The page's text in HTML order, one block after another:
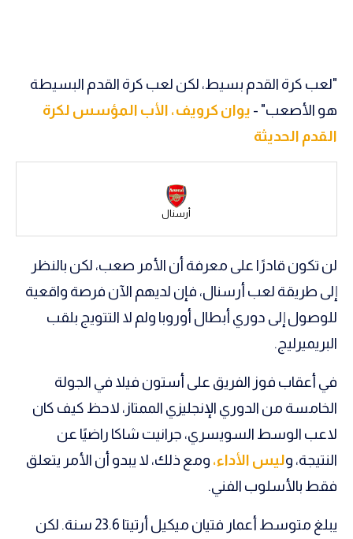
سعودي في الجول
الدوري الإنجليزي
الدوري الإسباني
رياضات أخرى
أمم إفريقيا
كرة السلة الأمريكية
الوطن العربي
في المونديال
رياضة نسائية
آسيا
"لعب كرة القدم بسيط، لكن لعب كرة القدم البسيطة
هو الأصعب" - يوان كرويف، الأب المؤسس لكرة
القدم الحديثة
أرسنال
لن تكون قادرًا على معرفة أن الأمر صعب، لكن بالنظر
إلى طريقة لعب أرسنال، فإن لديهم الآن فرصة واقعية
للوصول إلى دوري أبطال أوروبا ولم لا التتويج بلقب
البريميرليج.
في أعقاب فوز الفريق على أستون فيلا في الجولة
الخامسة من الدوري الإنجليزي الممتاز، لاحظ كيف كان
لاعب الوسط السويسري، جرانيت شاكا راضيًا عن
النتيجة، وليس الأداء، ومع ذلك، لا يبدو أن الأمر يتعلق
فقط بالأسلوب الفني.
يبلغ متوسط ​​أعمار فتيان ميكيل أرتيتا 23.6 سنة. لكن